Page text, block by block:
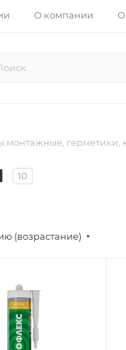
О компании
монтажные, герметики,
10
(возрастание)